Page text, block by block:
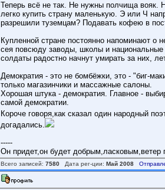
Теперь всё не так. Не нужны полчища вояк.
легко купить страну маленькую. Э или Ч
разрешили туземцам? Подавать кофею в
Купленной стране постоянно напоминают о
сея повсюду заводы, школы и
солдаты радостно начнут умирать за них,
Демократия - это не бомбёжки, это - "биг-
только магазинчики и массажные салоны.
Хорошая штука - демократия. Главное -
самой демократии.
Короче говоря,как сказал один народный
догадались.
-----
Он придет,он будет добрым,ласковым,ветер
Всего записей: 7580Дата рег-ции: Май 2008